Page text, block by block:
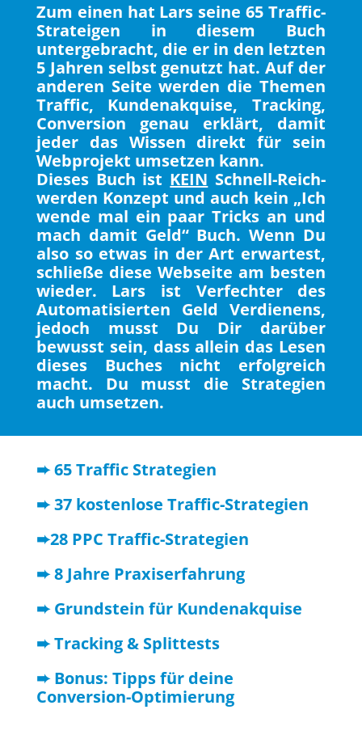
Zum einen hat Lars seine 65 Traffic-
Strateigen in diesem Buch
untergebracht, die er in den letzten
5 Jahren selbst genutzt hat. Auf der
anderen Seite werden die Themen
Traffic, Kundenakquise, Tracking,
Conversion genau erklärt, damit
jeder das Wissen direkt für sein
Webprojekt umsetzen kann.
Dieses Buch ist KEIN Schnell-Reich-
werden Konzept und auch kein „Ich
wende mal ein paar Tricks an und
mach damit Geld“ Buch. Wenn Du
also so etwas in der Art erwartest,
schließe diese Webseite am besten
wieder. Lars ist Verfechter des
Automatisierten Geld Verdienens,
jedoch musst Du Dir darüber
bewusst sein, dass allein das Lesen
dieses Buches nicht erfolgreich
macht. Du musst die Strategien
auch umsetzen.
➨ 65 Traffic Strategien
➨ 37 kostenlose Traffic-Strategien
➨28 PPC Traffic-Strategien
➨ 8 Jahre Praxiserfahrung
➨ Grundstein für Kundenakquise
➨ Tracking & Splittests
➨ Bonus: Tipps für deine
Conversion-Optimierung